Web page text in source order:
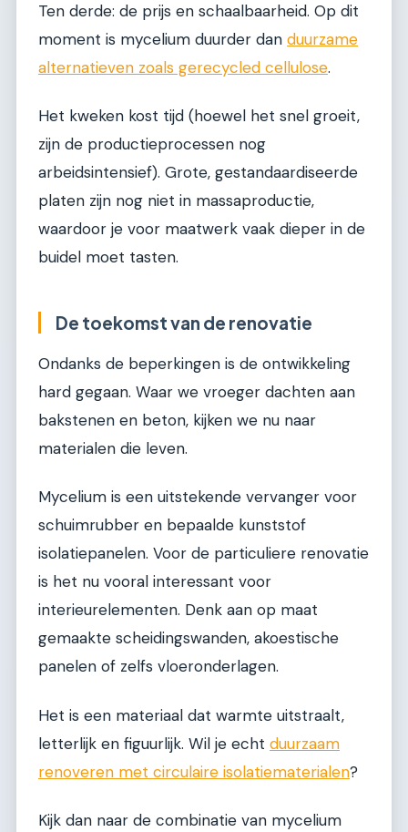
Ten derde: de prijs en schaalbaarheid. Op dit
moment is mycelium duurder dan duurzame
alternatieven zoals gerecycled cellulose.
Het kweken kost tijd (hoewel het snel groeit,
zijn de productieprocessen nog
arbeidsintensief). Grote, gestandaardiseerde
platen zijn nog niet in massaproductie,
waardoor je voor maatwerk vaak dieper in de
buidel moet tasten.
De toekomst van de renovatie
Ondanks de beperkingen is de ontwikkeling
hard gegaan. Waar we vroeger dachten aan
bakstenen en beton, kijken we nu naar
materialen die leven.
Mycelium is een uitstekende vervanger voor
schuimrubber en bepaalde kunststof
isolatiepanelen. Voor de particuliere renovatie
is het nu vooral interessant voor
interieurelementen. Denk aan op maat
gemaakte scheidingswanden, akoestische
panelen of zelfs vloeronderlagen.
Het is een materiaal dat warmte uitstraalt,
letterlijk en figuurlijk. Wil je echt duurzaam
renoveren met circulaire isolatiematerialen?
Kijk dan naar de combinatie van mycelium